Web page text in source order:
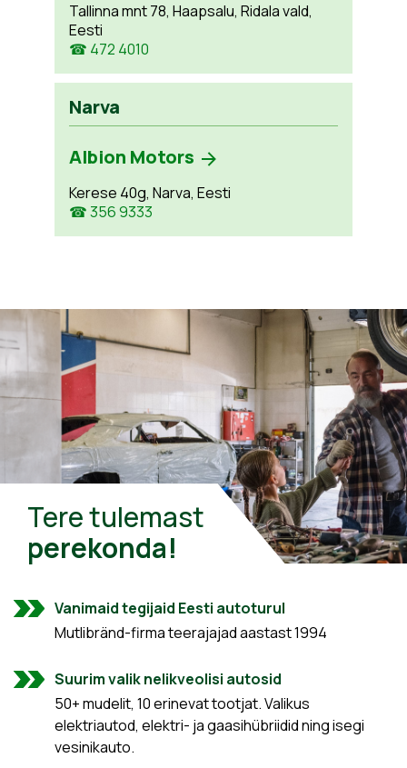
Tallinna mnt 78, Haapsalu, Ridala vald,
Eesti
☎ 472 4010
Narva
Albion Motors
Kerese 40g, Narva, Eesti
☎ 356 9333
Tere tulemast
perekonda!
Vanimaid tegijaid Eesti autoturul
Mutlibränd-firma teerajajad aastast 1994
Suurim valik nelikveolisi autosid
50+ mudelit, 10 erinevat tootjat. Valikus
elektriautod, elektri- ja gaasihübriidid ning isegi
vesinikauto.